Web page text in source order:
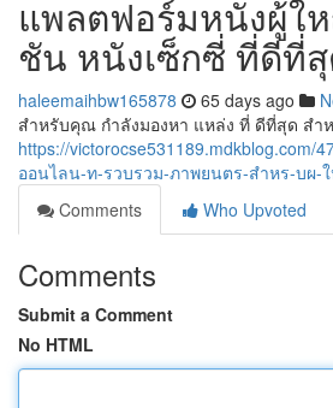
แพลตฟอร์มหนังผู้ใ
ชัน หนังเซ็กซี่ ที่ดีที่
haleemaihbw165878 65 days ago
สำหรับคุณ กำลังมองหา แหล่ง ที่ ดีที่สุด สำ
https://victorocse531189.mdkblog.com/
ออนไลน-ท-รวบรวม-ภาพยนตร-สำหร-บผ-
Comments
Who Upvoted
Comments
Submit a Comment
No HTML